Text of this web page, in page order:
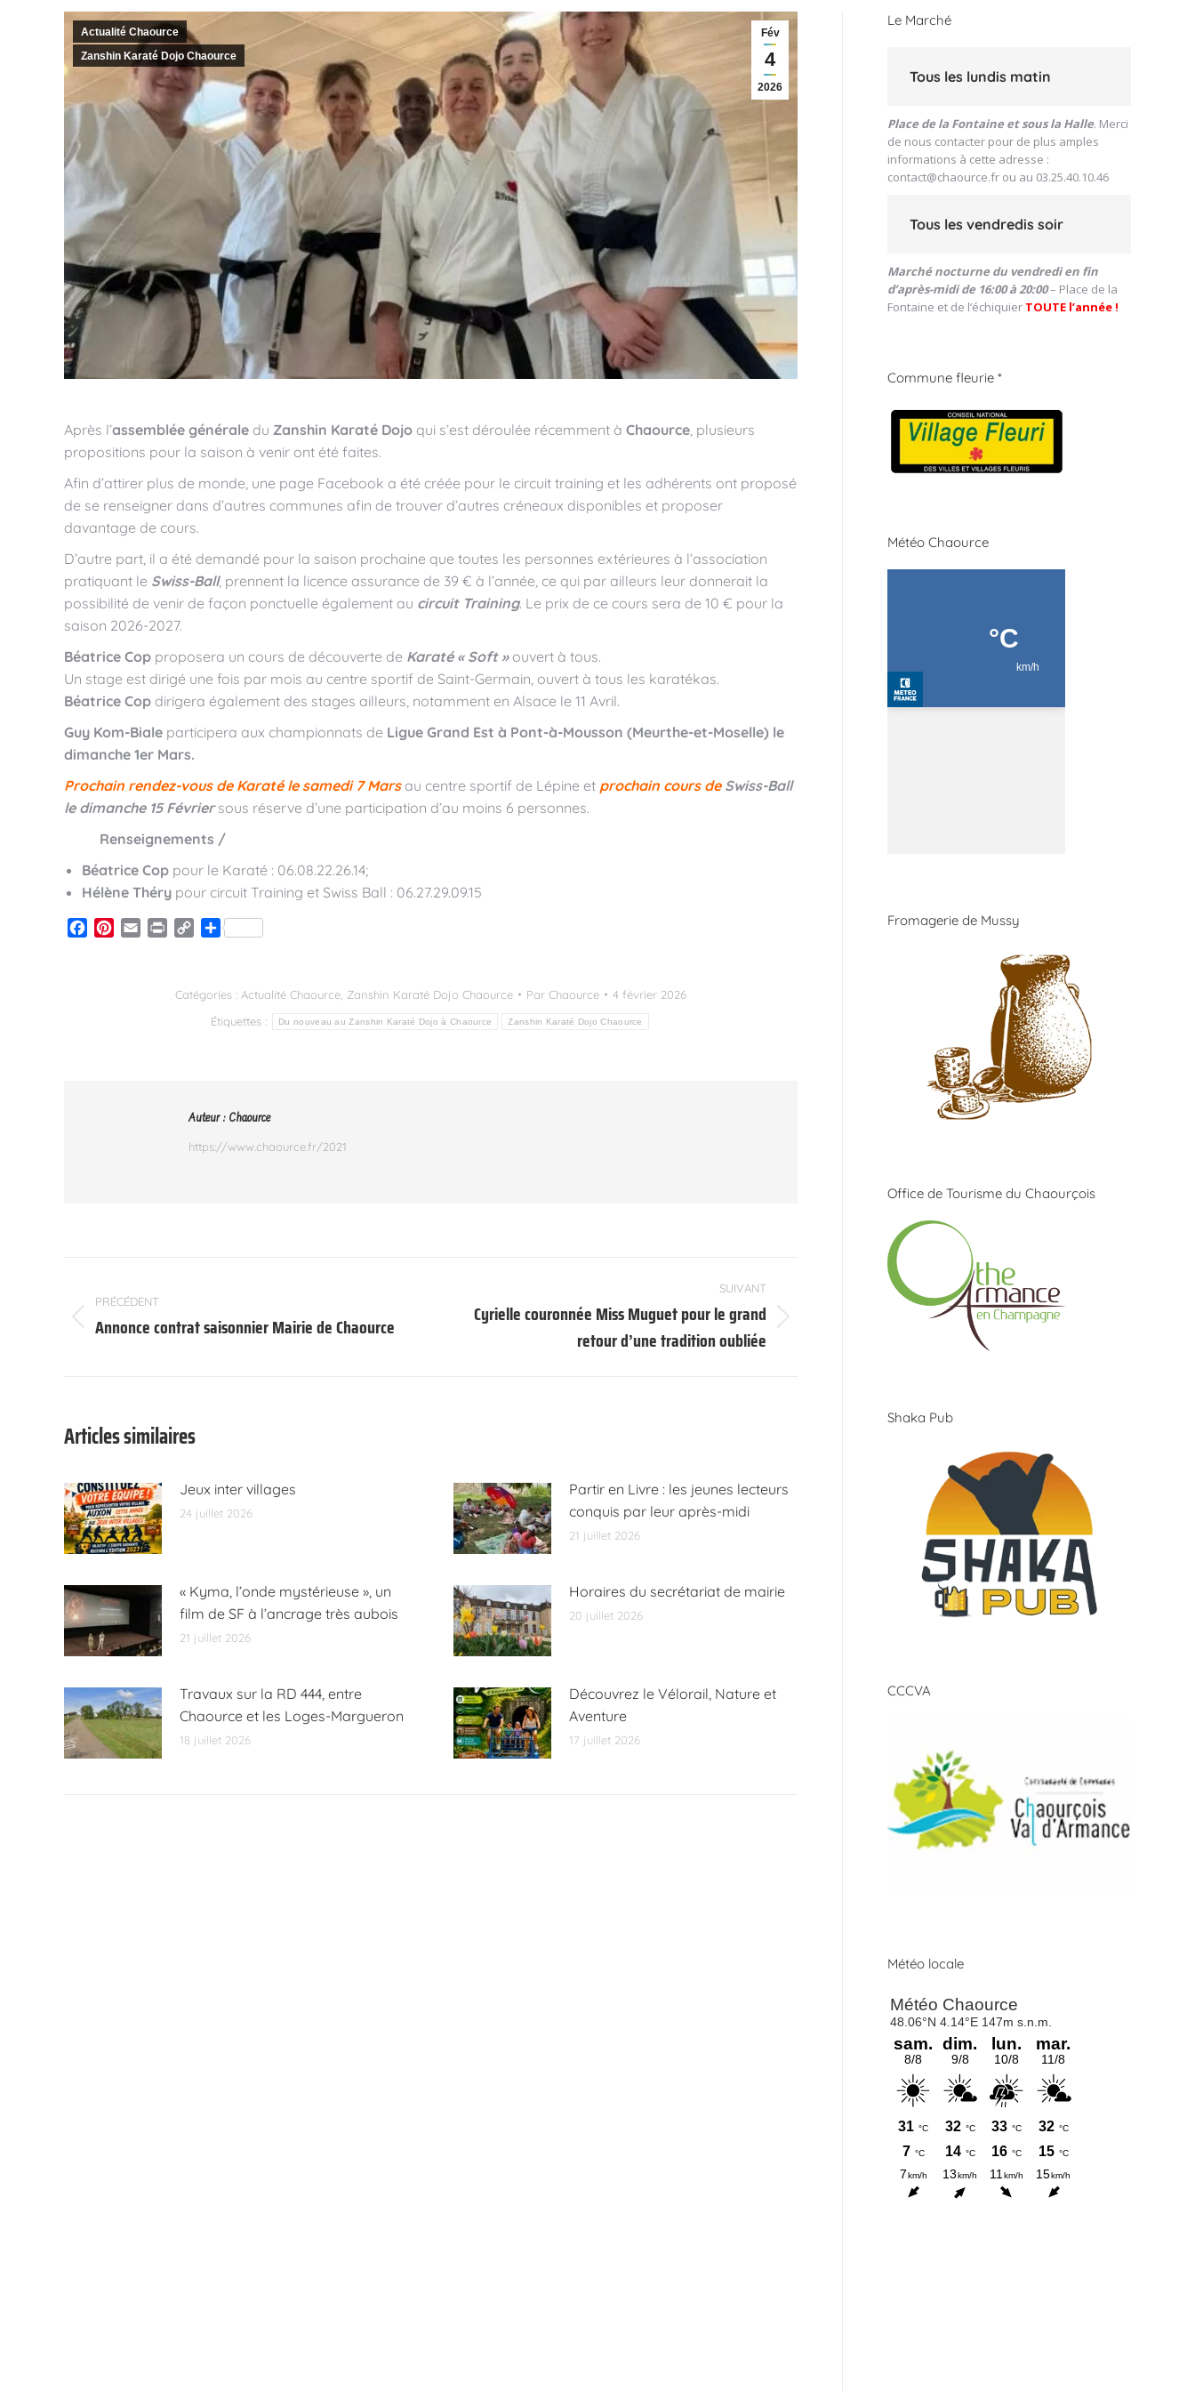
Fév
4
2026
Actualité Chaource
Zanshin Karaté Dojo Chaource
Après l’assemblée générale du Zanshin Karaté Dojo qui s’est déroulée récemment à Chaource , plusieurs
propositions pour la saison à venir ont été faites.
Afin d’attirer plus de monde, une page Facebook a été créée pour le circuit training et les adhérents ont proposé
de se renseigner dans d’autres communes afin de trouver d’autres créneaux disponibles et proposer
davantage de cours.
D’autre part, il a été demandé pour la saison prochaine que toutes les personnes extérieures à l’association
pratiquant le Swiss-Ball, prennent la licence assurance de 39 € à l’année, ce qui par ailleurs leur donnerait la
possibilité de venir de façon ponctuelle également au circuit Training. Le prix de ce cours sera de 10 € pour la
saison 2026-2027.
Béatrice Cop proposera un cours de découverte de Karaté « Soft »ouvert à tous.
Un stage est dirigé une fois par mois au centre sportif de Saint-Germain, ouvert à tous les karatékas.
Béatrice Cop dirigera également des stages ailleurs, notamment en Alsace le 11 Avril.
Guy Kom-Biale participera aux championnats de Ligue Grand Est à Pont-à-Mousson (Meurthe-et-Moselle) le
dimanche 1er Mars.
Prochain rendez-vous de Karaté le samedi 7 Marsau centre sportif de Lépine et prochain cours deSwiss-Ball
le dimanche 15 Févriersous réserve d’une participation d’au moins 6 personnes.
Renseignements /
Béatrice Cop pour le Karaté : 06.08.22.26.14;
Hélène Théry pour circuit Training et Swiss Ball : 06.27.29.09.15
Facebook
Pinterest
Email Print
CopyPartager
Catégories : Actualité Chaource Zanshin Karaté Dojo Chaource Par Chaource
4 février 2026
Étiquettes :
Du nouveau au Zanshin Karaté Dojo à Chaource Zanshin Karaté Dojo Chaource
Auteur : Chaource
https://www.chaource.fr/2021
article
PRÉCÉDENT
Article
Annonce contrat saisonnier Mairie de Chaource
SUIVANT
Article
Cyrielle couronnée Miss Muguet pour le grand
retour d’une tradition oubliée
Articles similaires
Jeux inter villages
24 juillet 2026
Partir en Livre : les jeunes lecteurs
conquis par leur après-midi
21 juillet 2026
« Kyma, l’onde mystérieuse », un
film de SF à l’ancrage très aubois
21 juillet 2026
Horaires du secrétariat de mairie
20 juillet 2026
Travaux sur la RD 444, entre
Chaource et les Loges-Margueron
18 juillet 2026
Découvrez le Vélorail, Nature et
Aventure
17 juillet 2026
Le Marché
Tous les lundis matin
Place de la Fontaine et sous la Halle. Merci
de nous contacter pour de plus amples
informations à cette adresse :
contact@chaource.fr ou au 03.25.40.10.46
Tous les vendredis soir
Marché nocturne du vendredi en fin
d’après-midi de 16:00 à 20:00– Place de la
Fontaine et de l’échiquier TOUTE l’année !
Commune fleurie *
Météo Chaource
Fromagerie de Mussy
Office de Tourisme du Chaourçois
Shaka Pub
CCCVA
Météo locale